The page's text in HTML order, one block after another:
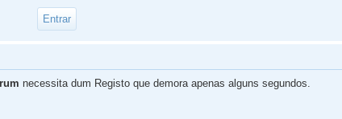
necessita dum Registo que demora apenas alguns segundos.